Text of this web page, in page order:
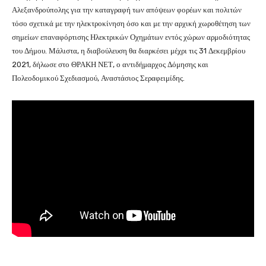
Αλεξανδρούπολης για την καταγραφή των απόψεων φορέων και πολιτών
τόσο σχετικά με την ηλεκτροκίνηση όσο και με την αρχική χωροθέτηση των
σημείων επαναφόρτισης Ηλεκτρικών Οχημάτων εντός χώρων αρμοδιότητας
του Δήμου. Μάλιστα, η διαβούλευση θα διαρκέσει μέχρι τις 31 Δεκεμβρίου
2021, δήλωσε στο ΘΡΑΚΗ ΝΕΤ, ο αντιδήμαρχος Δόμησης και
Πολεοδομικού Σχεδιασμού, Αναστάσιος Σεραφειμίδης.